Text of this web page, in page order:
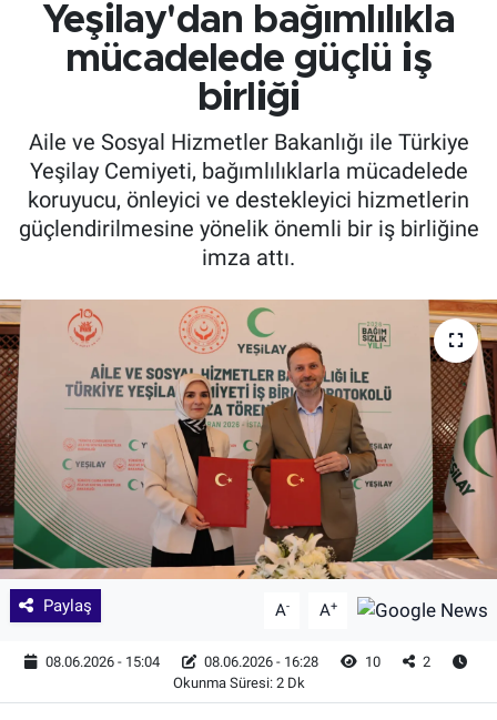
Yeşilay'dan bağımlılıkla
mücadelede güçlü iş
birliği
Aile ve Sosyal Hizmetler Bakanlığı ile Türkiye
Yeşilay Cemiyeti, bağımlılıklarla mücadelede
koruyucu, önleyici ve destekleyici hizmetlerin
güçlendirilmesine yönelik önemli bir iş birliğine
imza attı.
Paylaş A- A+
08.06.2026 - 15:04 08.06.2026 - 16:28 10
2
Okunma Süresi: 2 Dk